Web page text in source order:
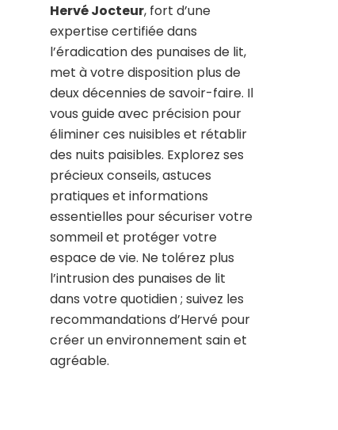
Hervé Jocteur, fort d’une
expertise certifiée dans
l’éradication des punaises de lit,
met à votre disposition plus de
deux décennies de savoir-faire. Il
vous guide avec précision pour
éliminer ces nuisibles et rétablir
des nuits paisibles. Explorez ses
précieux conseils, astuces
pratiques et informations
essentielles pour sécuriser votre
sommeil et protéger votre
espace de vie. Ne tolérez plus
l’intrusion des punaises de lit
dans votre quotidien ; suivez les
recommandations d’Hervé pour
créer un environnement sain et
agréable.